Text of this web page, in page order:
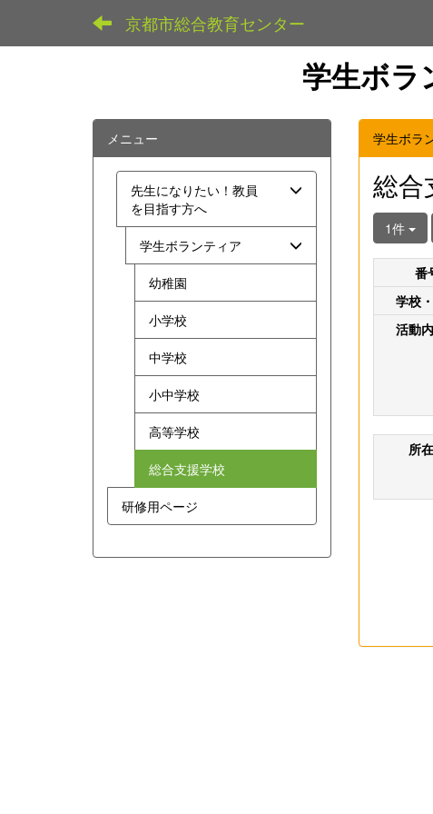
京都市総合教育センター
学生ボラ
学生ボラ
総
1件
番
学校
活動
所
メニュー
先生になりたい！教員
を目指す方へ
学生ボランティア
幼稚園
小学校
中学校
小中学校
高等学校
総合支援学校
研修用ページ